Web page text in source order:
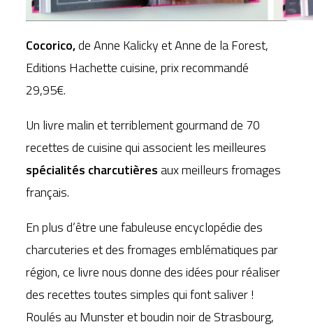
Cocorico,de Anne Kalicky et Anne de la Forest,
Editions Hachette cuisine, prix recommandé
29,95€.
Un livre malin et terriblement gourmand de 70
recettes de cuisine qui associent les meilleures
spécialités charcutièresaux meilleurs fromages
français.
En plus d’être une fabuleuse encyclopédie des
charcuteries et des fromages emblématiques par
région, ce livre nous donne des idées pour réaliser
des recettes toutes simples qui font saliver !
Roulés au Munster et boudin noir de Strasbourg,